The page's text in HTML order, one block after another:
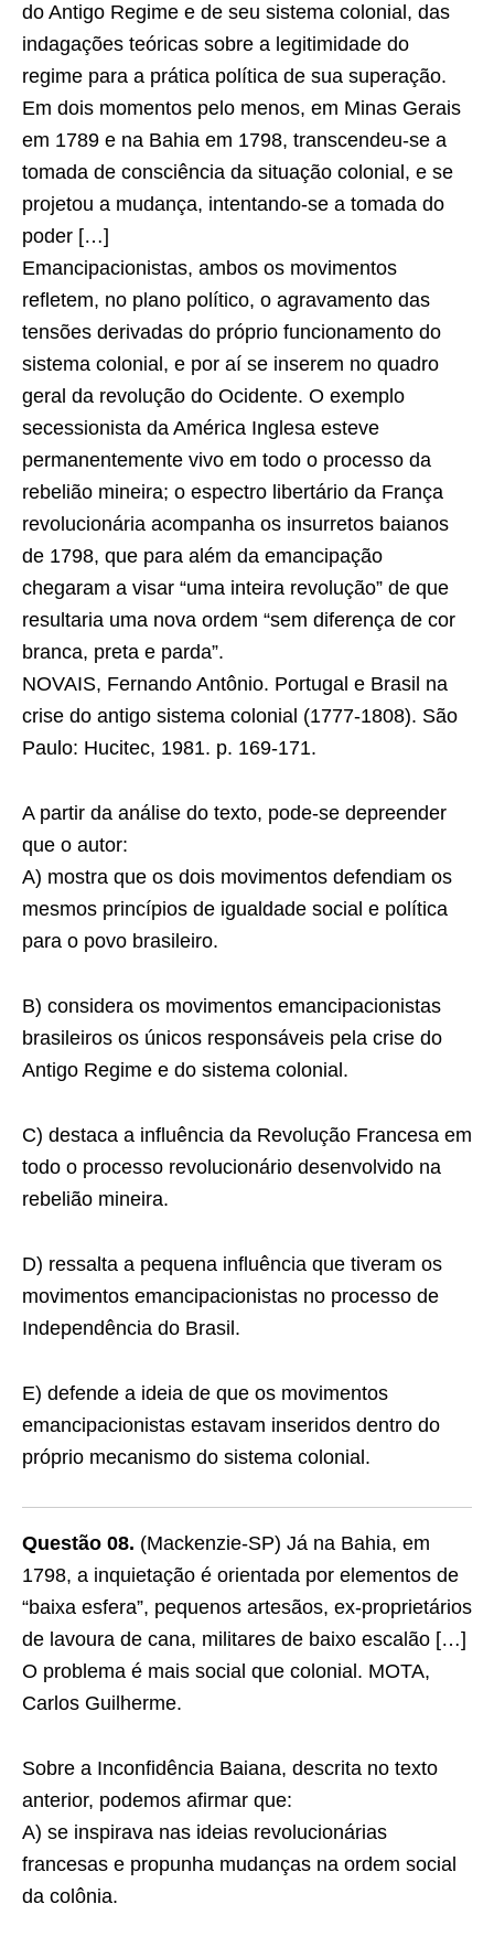
do Antigo Regime e de seu sistema colonial, das
indagações teóricas sobre a legitimidade do
regime para a prática política de sua superação.
Em dois momentos pelo menos, em Minas Gerais
em 1789 e na Bahia em 1798, transcendeu-se a
tomada de consciência da situação colonial, e se
projetou a mudança, intentando-se a tomada do
poder […]
Emancipacionistas, ambos os movimentos
reﬂetem, no plano político, o agravamento das
tensões derivadas do próprio funcionamento do
sistema colonial, e por aí se inserem no quadro
geral da revolução do Ocidente. O exemplo
secessionista da América Inglesa esteve
permanentemente vivo em todo o processo da
rebelião mineira; o espectro libertário da França
revolucionária acompanha os insurretos baianos
de 1798, que para além da emancipação
chegaram a visar “uma inteira revolução” de que
resultaria uma nova ordem “sem diferença de cor
branca, preta e parda”.
NOVAIS, Fernando Antônio. Portugal e Brasil na
crise do antigo sistema colonial (1777-1808). São
Paulo: Hucitec, 1981. p. 169-171.
A partir da análise do texto, pode-se depreender
que o autor:
A) mostra que os dois movimentos defendiam os
mesmos princípios de igualdade social e política
para o povo brasileiro.
B) considera os movimentos emancipacionistas
brasileiros os únicos responsáveis pela crise do
Antigo Regime e do sistema colonial.
C) destaca a inﬂuência da Revolução Francesa em
todo o processo revolucionário desenvolvido na
rebelião mineira.
D) ressalta a pequena influência que tiveram os
movimentos emancipacionistas no processo de
Independência do Brasil.
E) defende a ideia de que os movimentos
emancipacionistas estavam inseridos dentro do
próprio mecanismo do sistema colonial.
Questão 08. (Mackenzie-SP) Já na Bahia, em
1798, a inquietação é orientada por elementos de
“baixa esfera”, pequenos artesãos, ex-proprietários
de lavoura de cana, militares de baixo escalão […]
O problema é mais social que colonial. MOTA,
Carlos Guilherme.
Sobre a Inconfidência Baiana, descrita no texto
anterior, podemos afirmar que:
A) se inspirava nas ideias revolucionárias
francesas e propunha mudanças na ordem social
da colônia.